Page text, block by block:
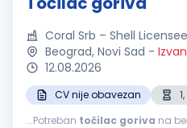
Coral Srb – Shell Licensee
Beograd, Novi Sad -
12.08.2026
CV nije obavezan
...Potreban točilac goriva na